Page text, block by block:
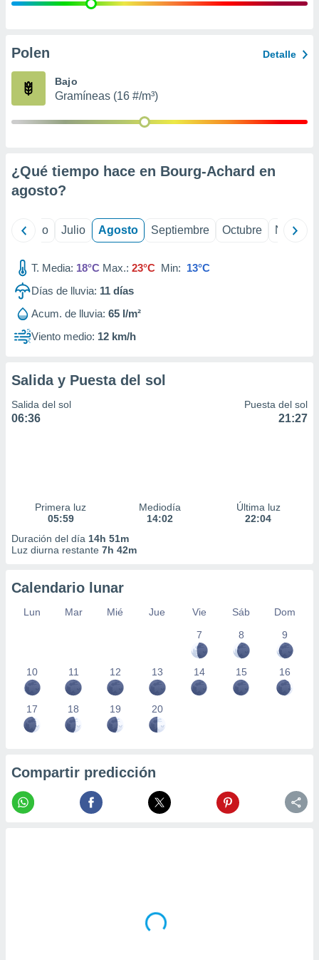
e
publicidad
Polen Detalle
Bajo
Gramíneas (16 #/m³)
¿Qué tiempo hace en Bourg-Achard en
agosto?
Junio Julio Agosto Septiembre Octubre
T. Media: 18°C Max.: 23°C Min: 13°C
Días de lluvia: 11 días
Acum. de lluvia: 65 l/m²
Viento medio: 12 km/h
Salida y Puesta del sol
Salida del sol
06:36
Puesta del sol
21:27
Primera luz
05:59
Mediodía
14:02
Última luz
22:04
Duración del día 14h 51m
Luz diurna restante 7h 42m
Calendario lunar
Lun Mar Mié Jue Vie Sáb
Dom
7
8 9
10 11 12 13 14 15 16
17 18 19 20
Compartir predicción